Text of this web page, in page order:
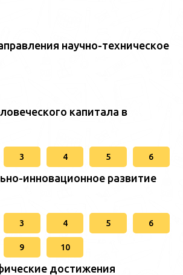
научно-техническое
капитала в
3 4 5 6
инновационное развитие
3 4 5 6
9 10
достижения